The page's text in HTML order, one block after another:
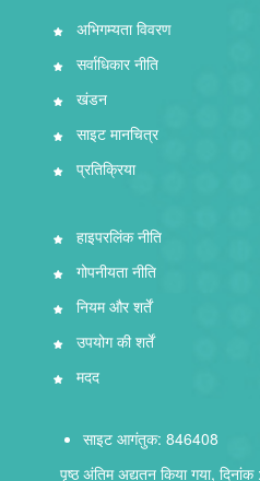
अभिगम्यता विवरण
सर्वाधिकार नीति
खंडन
साइट मानचित्र
प्रतिक्रिया
हाइपरलिंक नीति
गोपनीयता नीति
नियम और शर्तें
उपयोग की शर्तें
मदद
साइट आगंतुक: 846408
पृष्ठ अंतिम अद्यतन किया गया,